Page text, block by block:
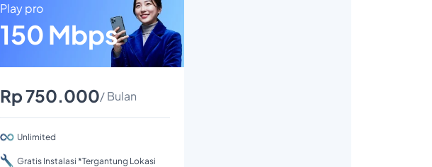
Play pro
150 Mbps
Rp 750.000/ Bulan
Unlimited
Gratis Instalasi *Tergantung Lokasi